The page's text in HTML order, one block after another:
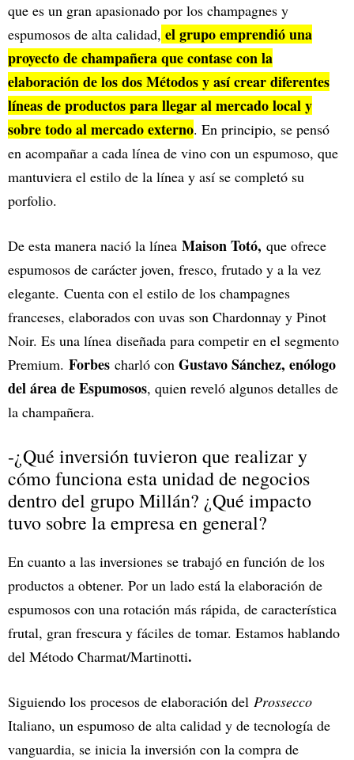
que es un gran apasionado por los champagnes y
espumosos de alta calidad, el grupo emprendió una
proyecto de champañera que contase con la
elaboración de los dos Métodos y así crear diferentes
líneas de productos para llegar al mercado local y
sobre todo al mercado externo. En principio, se pensó
en acompañar a cada línea de vino con un espumoso, que
mantuviera el estilo de la línea y así se completó su
porfolio.
De esta manera nació la línea Maison Totó, que ofrece
espumosos de carácter joven, fresco, frutado y a la vez
elegante. Cuenta con el estilo de los champagnes
franceses, elaborados con uvas son Chardonnay y Pinot
Noir. Es una línea diseñada para competir en el segmento
Premium. Forbes charló con Gustavo Sánchez, enólogo
del área de Espumosos, quien reveló algunos detalles de
la champañera.
-¿Qué inversión tuvieron que realizar y
cómo funciona esta unidad de negocios
dentro del grupo Millán? ¿Qué impacto
tuvo sobre la empresa en general?
En cuanto a las inversiones se trabajó en función de los
productos a obtener. Por un lado está la elaboración de
espumosos con una rotación más rápida, de característica
frutal, gran frescura y fáciles de tomar. Estamos hablando
del Método Charmat/Martinotti.
Siguiendo los procesos de elaboración del Prossecco
Italiano, un espumoso de alta calidad y de tecnología de
vanguardia, se inicia la inversión con la compra de